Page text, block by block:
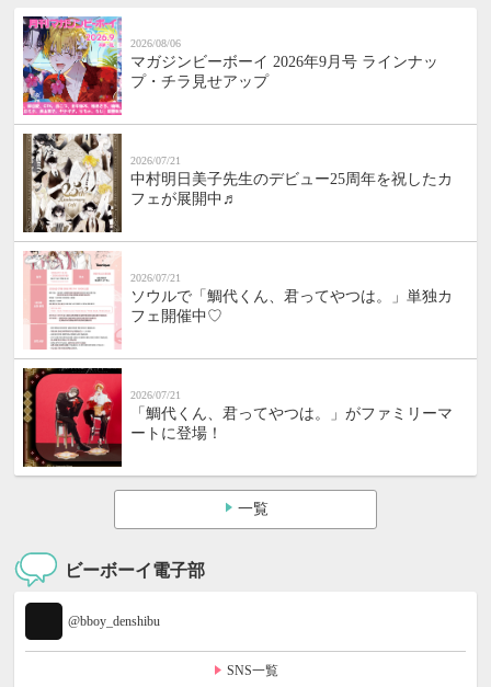
2026/08/06
マガジンビーボーイ 2026年9月号 ラインナッ
プ・チラ見せアップ
2026/07/21
中村明日美子先生のデビュー25周年を祝したカ
フェが展開中♬
2026/07/21
ソウルで「鯛代くん、君ってやつは。」単独カ
フェ開催中♡
2026/07/21
「鯛代くん、君ってやつは。」がファミリーマ
ートに登場！
一覧
ビーボーイ電子部
@bboy_denshibu
SNS一覧